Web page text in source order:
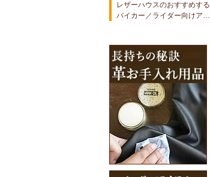
レザーハウスのおすすめする
バイカー／ライダー向けア…